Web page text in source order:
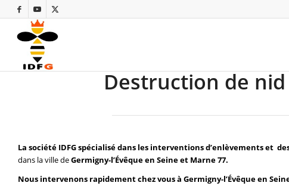
Destruction de nid
La société IDFG spécialisé dans les interventions d’enlèvements et
dans la ville deGermigny-l’Évêque en Seine et Marne 77.
Nous intervenons rapidement chez vous à Germigny-l’Évêque en